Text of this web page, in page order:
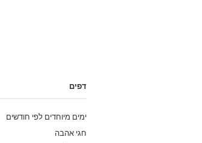
דפים
ימים מיוחדים לפי חודשים
חגי אהבה